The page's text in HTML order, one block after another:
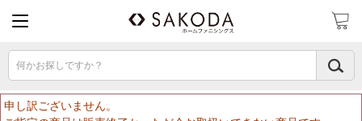
何かお探しですか？
申し訳ございません。